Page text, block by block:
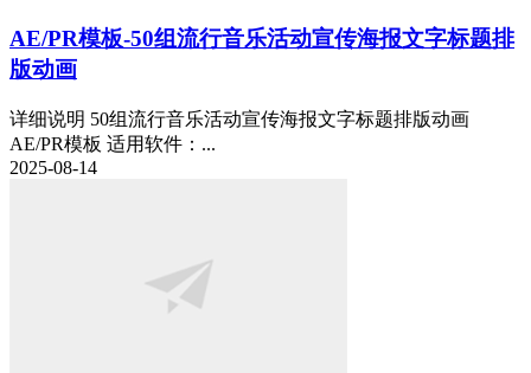
AE/PR模板-50组流行音乐活动宣传海报文字标题排
版动画
详细说明 50组流行音乐活动宣传海报文字标题排版动画
AE/PR模板 适用软件：...
2025-08-14